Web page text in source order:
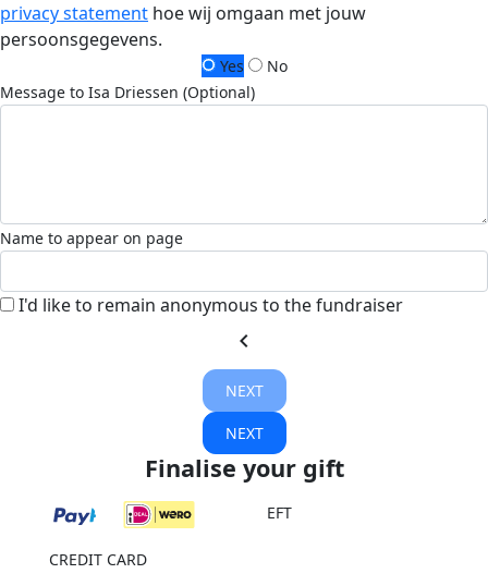
privacy statement hoe wij omgaan met jouw
persoonsgegevens.
Yes
No
Message to Isa Driessen (Optional)
Name to appear on page
I'd like to remain anonymous to the fundraiser
chevron_left
NEXT
NEXT
Finalise your gift
EFT
CREDIT CARD